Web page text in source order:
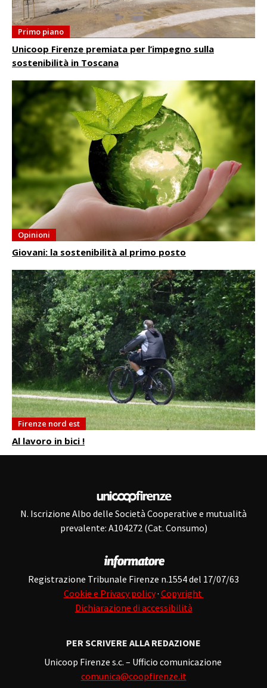
Primo piano
Unicoop Firenze premiata per l’impegno sulla
sostenibilità in Toscana
Opinioni
Giovani: la sostenibilità al primo posto
Firenze nord est
Al lavoro in bici !
N. Iscrizione Albo delle Società Cooperative e mutualità
prevalente: A104272 (Cat. Consumo)
Registrazione Tribunale Firenze n.1554 del 17/07/63
Cookie e Privacy policy· Copyright
Dichiarazione di accessibilità
PER SCRIVERE ALLA REDAZIONE
Unicoop Firenze s.c. – Ufficio comunicazione
comunica@coopfirenze.it